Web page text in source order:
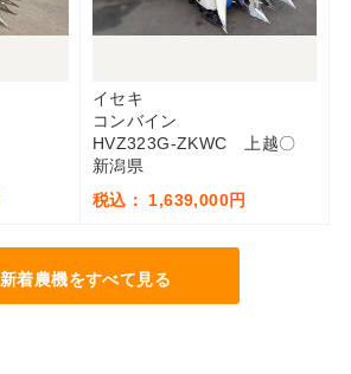
イセキ
コンバイン
HVZ323G-ZKWC 上越〇
新潟県
税込： 1,639,000円
新着農機をすべて見る